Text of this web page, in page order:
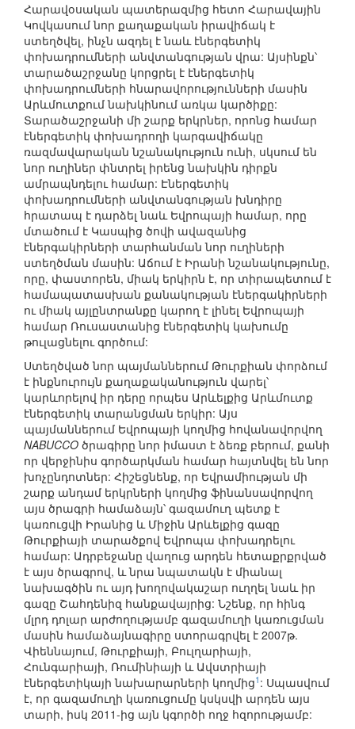
Հարավօսական պատերազմից հետո Հարավային
Կովկասում նոր քաղաքական իրավիճակ է
ստեղծվել, ինչն ազդել է նաև էներգետիկ
փոխադրումների անվտանգության վրա: Այսինքն՝
տարածաշրջանը կորցրել է էներգետիկ
փոխադրումների հնարավորությունների մասին
Արևմուտքում նախկինում առկա կարծիքը:
Տարածաշրջանի մի շարք երկրներ, որոնց համար
էներգետիկ փոխադրողի կարգավիճակը
ռազմավարական նշանակություն ունի, սկսում են
նոր ուղիներ փնտրել իրենց նախկին դիրքն
ամրապնդելու համար: Էներգետիկ
փոխադրումների անվտանգության խնդիրը
հրատապ է դարձել նաև Եվրոպայի համար, որը
մտածում է Կասպից ծովի ավազանից
էներգակիրների տարհանման նոր ուղիների
ստեղծման մասին: Աճում է Իրանի նշանակությունը,
որը, փաստորեն, միակ երկիրն է, որ տիրապետում է
համապատասխան քանակության էներգակիրների
ու միակ այլընտրանքը կարող է լինել Եվրոպայի
համար Ռուսաստանից էներգետիկ կախումը
թուլացնելու գործում:
Ստեղծված նոր պայմաններում Թուրքիան փորձում
է ինքնուրույն քաղաքականություն վարել՝
կարևորելով իր դերը որպես Արևելքից Արևմուտք
էներգետիկ տարանցման երկիր: Այս
պայմաններում Եվրոպայի կողմից հովանավորվող
NABUCCO ծրագիրը նոր իմաստ է ձեռք բերում, քանի
որ վերջինիս գործարկման համար հայտնվել են նոր
խոչընդոտներ: Հիշեցնենք, որ Եվրամիության մի
շարք անդամ երկրների կողմից ֆինանսավորվող
այս ծրագրի համաձայն՝ գազամուղ պետք է
կառուցվի Իրանից և Միջին Արևելքից գազը
Թուրքիայի տարածքով Եվրոպա փոխադրելու
համար: Ադրբեջանը վաղուց արդեն հետաքրքրված
է այս ծրագրով, և նրա նպատակն է միանալ
նախագծին ու այդ խողովակաշար ուղղել նաև իր
գազը Շահդենիզ հանքավայրից: Նշենք, որ հինգ
մլրդ դոլար արժողությամբ գազամուղի կառուցման
մասին համաձայնագիրը ստորագրվել է 2007թ.
Վիեննայում, Թուրքիայի, Բուլղարիայի,
Հունգարիայի, Ռումինիայի և Ավստրիայի
էներգետիկայի նախարարների կողմից1 : Սպասվում
է, որ գազամուղի կառուցումը կսկսվի արդեն այս
տարի, իսկ 2011-ից այն կգործի ողջ հզորությամբ: